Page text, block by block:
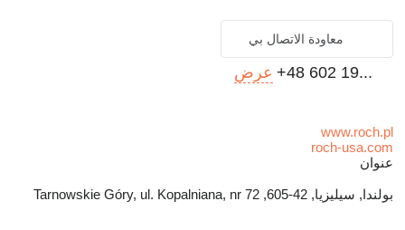
معاودة الاتصال بي
+48 602 19... عرض
www.roch.pl
roch-usa.com
عنوان
بولندا, سيليزيا, 42-605, Tarnowskie Góry, ul. Kopalniana, nr 72